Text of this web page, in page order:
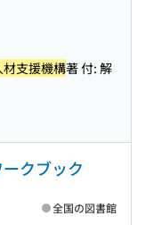
材支援機構著 付: 解
クブック
全国の図書館